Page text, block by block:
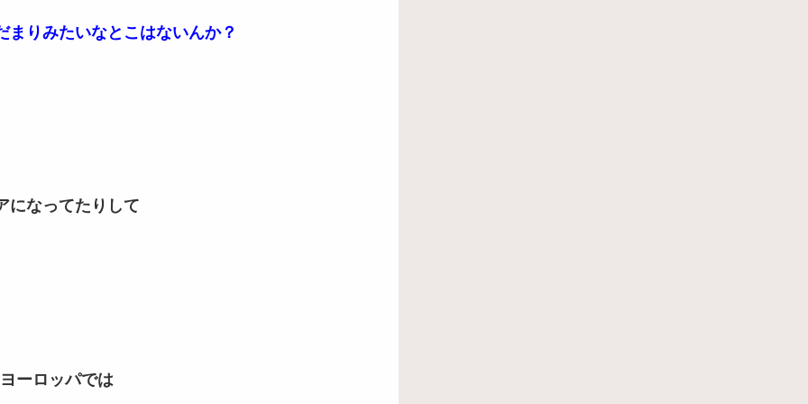
りみたいなとこはないんか？
になってたりして
ーロッパでは